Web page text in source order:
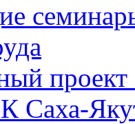
Саха-